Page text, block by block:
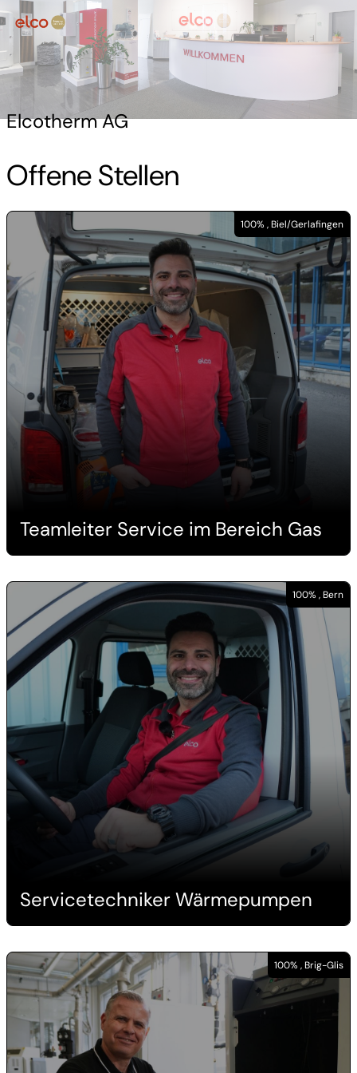
Elcotherm AG
Offene Stellen
100% , Biel/Gerlafingen
Teamleiter Service im Bereich Gas
100% , Bern
Servicetechniker Wärmepumpen
100% , Brig-Glis